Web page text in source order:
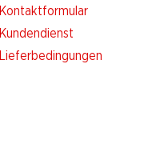
Kontaktformular
Kundendienst
Lieferbedingungen